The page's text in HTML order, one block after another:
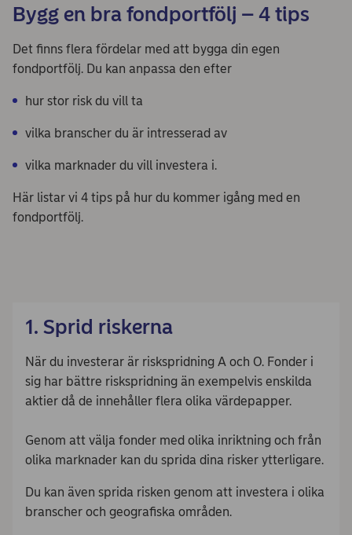
Bygg en bra fondportfölj – 4 tips
Det finns flera fördelar med att bygga din egen
fondportfölj. Du kan anpassa den efter
hur stor risk du vill ta
vilka branscher du är intresserad av
vilka marknader du vill investera i.
Här listar vi 4 tips på hur du kommer igång med en
fondportfölj.
1. Sprid riskerna
När du investerar är riskspridning A och O. Fonder i
sig har bättre riskspridning än exempelvis enskilda
aktier då de innehåller flera olika värdepapper.
Genom att välja fonder med olika inriktning och från
olika marknader kan du sprida dina risker ytterligare.
Du kan även sprida risken genom att investera i olika
branscher och geografiska områden.